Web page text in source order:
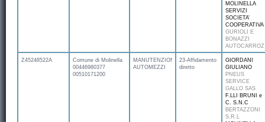
MOLINELLA
SERVIZI
SOCIETA’
COOPERATIVA
GURIOLI E
BONAZZI
Z45248522A
Comune di Molinella
00446980377
00510171200
MANUTENZIONE
AUTOMEZZI
23-Affidamento
diretto
GIORDANI
GIULIANO
PNEUS
SERVICE
GALLO SAS
F.LLI BRUNI e
C. S.N.C
BERTAZZONI
S.R.L